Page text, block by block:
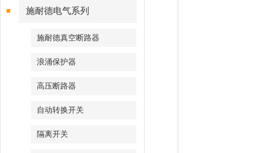
施耐德电气系列
施耐德真空断路器
浪涌保护器
高压断路器
自动转换开关
隔离开关